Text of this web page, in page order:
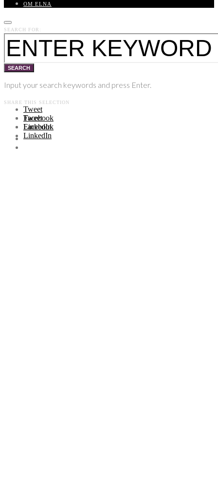
OM ELNA
SEARCH FOR:
SEARCH
Input your search keywords and press Enter.
Tweet
Facebook
LinkedIn
SHARE THIS SELECTION
Tweet
Facebook
LinkedIn